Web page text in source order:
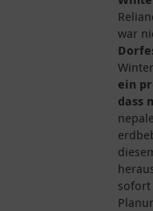
war
ein
dass
sofort